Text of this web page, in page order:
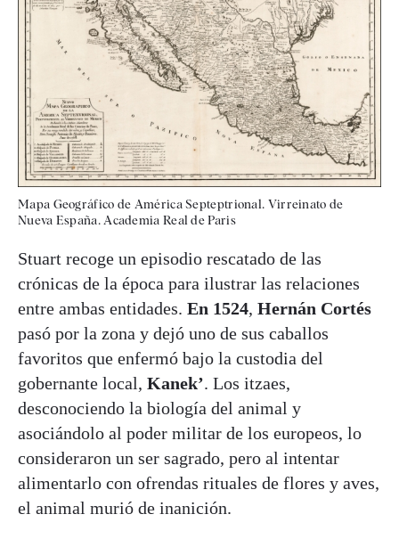
Mapa Geográfico de América Septeptrional. Virreinato de
Nueva España. Academia Real de Paris
Stuart recoge un episodio rescatado de las
crónicas de la época para ilustrar las relaciones
entre ambas entidades. En 1524, Hernán Cortés
pasó por la zona y dejó uno de sus caballos
favoritos que enfermó bajo la custodia del
gobernante local, Kanek’. Los itzaes,
desconociendo la biología del animal y
asociándolo al poder militar de los europeos, lo
consideraron un ser sagrado, pero al intentar
alimentarlo con ofrendas rituales de flores y aves,
el animal murió de inanición.